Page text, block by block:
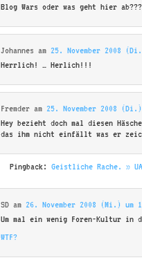
Blog Wars oder was geht hier ab???
Johannes am 25. November 2008
Herrlich! … Herlich!!!
Fremder am 25. November 2008
Hey bezieht doch mal diesen
das ihm nicht einfällt was er
Pingback:Geistliche Rache. »
SD am 26. November 2008 (Mi.) um
Um mal ein wenig Foren-Kultur in
WTF?